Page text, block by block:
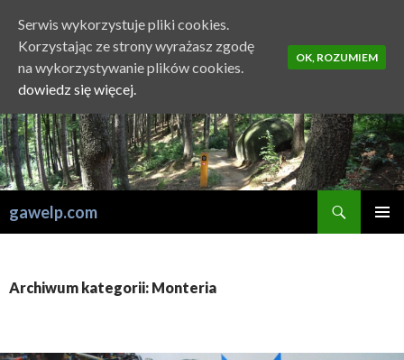
gawelp.com
Archiwum kategorii: Monteria
Serwis wykorzystuje pliki cookies.
Korzystając ze strony wyrażasz zgodę
na wykorzystywanie plików cookies.
dowiedz się więcej.
OK, ROZUMIEM